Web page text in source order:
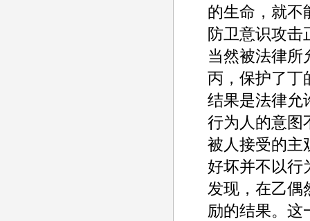
的生命，就不
防卫意识攻击
当然被法律所
丙，保护了丁
结果是法律允
行为人的意图
被人接受的主
好坏并不以行
发现，在乙偶
励的结果。这